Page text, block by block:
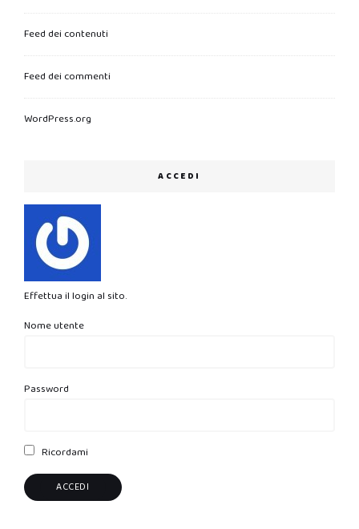
Feed dei contenuti
Feed dei commenti
WordPress.org
ACCEDI
Effettua il login al sito.
Nome utente
Password
Ricordami